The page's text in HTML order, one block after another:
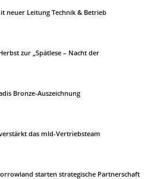
neuer Leitung Technik & Betrieb
zur „Spätlese – Nacht der
Bronze-Auszeichnung
das mld-Vertriebsteam
starten strategische Partnerschaft